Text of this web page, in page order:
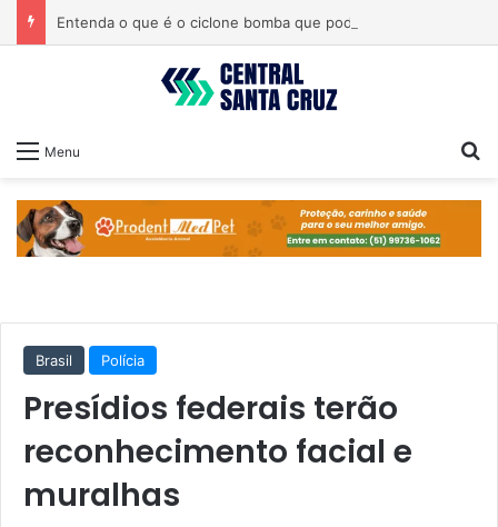
Menu
Brasil Polícia
Presídios federais terão
reconhecimento facial e
muralhas